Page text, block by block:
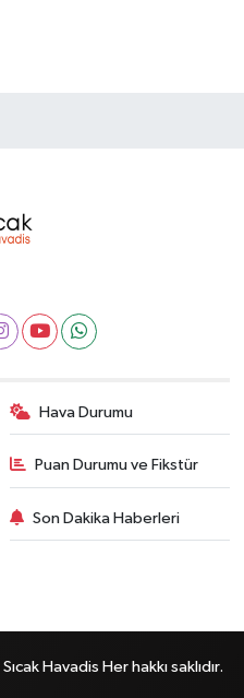
Hava Durumu
Puan Durumu ve Fikstür
Son Dakika Haberleri
Havadis Her hakkı saklıdır.